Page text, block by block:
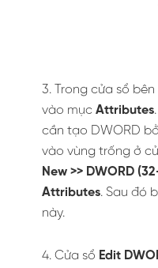
3. Trong cửa sổ
vào mục Attributes
cần tạo DWORD
vào vùng trống ở
New >> DWORD
Attributes. Sau đó
này.
4. Cửa sổ Edit